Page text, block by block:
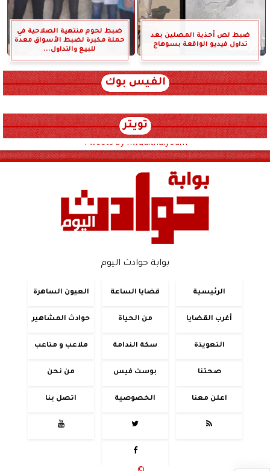
ضبط لص أحذية المصلين بعد
تداول فيديو الواقعة بسوهاج
ضبط لحوم منتهية الصلاحية في
حملة مكبرة لضبط الأسواق معدة
للبيع والتداول...
الفيس بوك
تويتر
Tweets by hwadithalyoum
بوابة حوادث اليوم
الرئيسية قضايا الساعة العيون الساهرة
أغرب القضايا من الحياة حوادث المشاهير
التعويذة سكة الندامة ملاعب و متاعب
صحتنا بوست فيس من نحن
اعلن معنا الخصوصية اتصل بنا



